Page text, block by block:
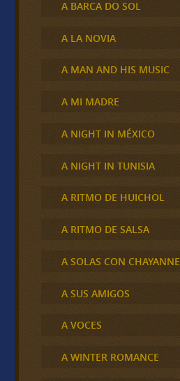
A BARCA DO SOL
A LA NOVIA
A MAN AND HIS MUSIC
A MI MADRE
A NIGHT IN MÉXICO
A NIGHT IN TUNISIA
A RITMO DE HUICHOL
A RITMO DE SALSA
A SOLAS CON CHAYANNE
A SUS AMIGOS
A VOCES
A WINTER ROMANCE